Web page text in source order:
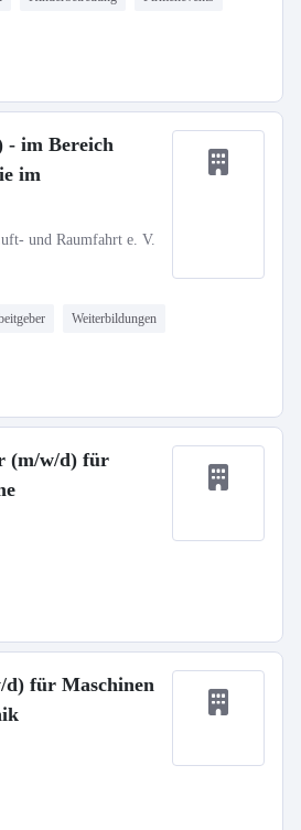
- im Bereich
im
und Raumfahrt e. V.
Weiterbildungen
(m/w/d) für
für Maschinen